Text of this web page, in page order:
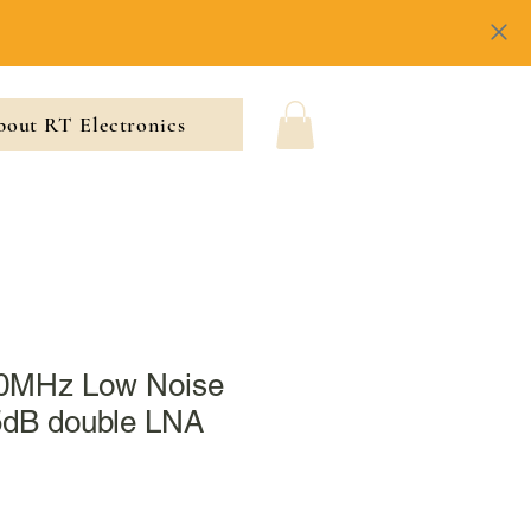
RT Electronics
Low Noise
double LNA